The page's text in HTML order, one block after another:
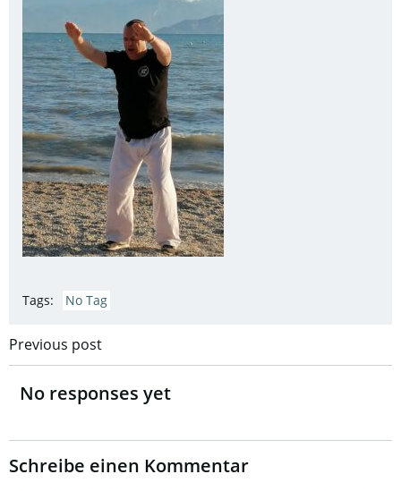
Tags: No Tag
Post
navigation
Previous post
No responses yet
Schreibe einen Kommentar